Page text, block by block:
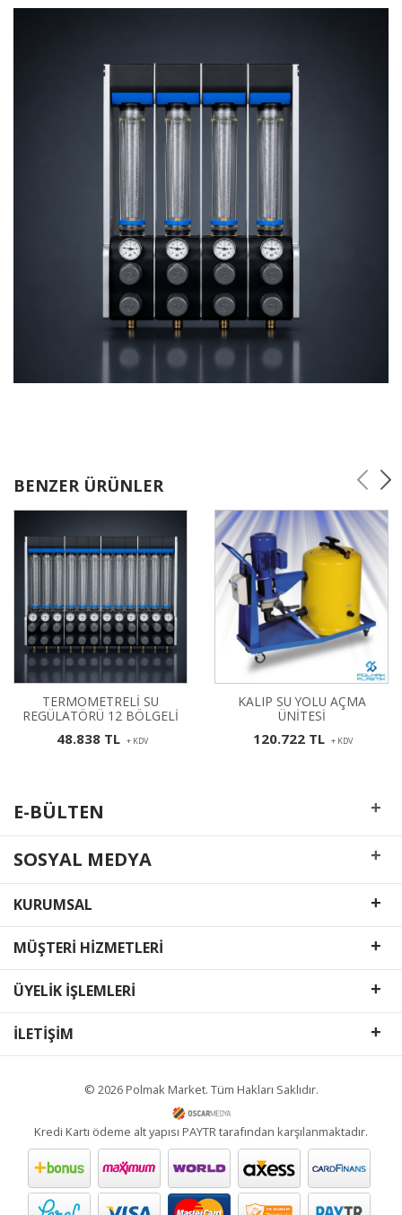
BENZER ÜRÜNLER
TERMOMETRELİ SU
REGÜLATÖRÜ 12 BÖLGELİ
48.838 TL + KDV
KALIP SU YOLU AÇMA
ÜNİTESİ
120.722 TL + KDV
E-BÜLTEN +
SOSYAL MEDYA +
KURUMSAL +
MÜŞTERİ HİZMETLERİ +
ÜYELİK İŞLEMLERİ +
İLETİŞİM +
© 2026 Polmak Market. Tüm Hakları Saklıdır.
Kredi Kartı ödeme alt yapısı PAYTR tarafından karşılanmaktadır.